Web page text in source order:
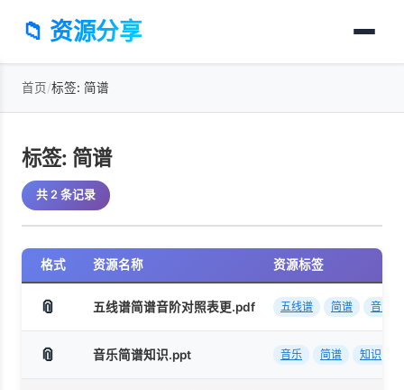
📁 资源分享
首页/标签: 简谱
标签: 简谱
共 2 条记录
格式 资源名称 资源标签
📎 五线谱简谱音阶对照表更.pdf 五线谱 简谱 音阶
📎 音乐简谱知识.ppt 音乐 简谱 知识